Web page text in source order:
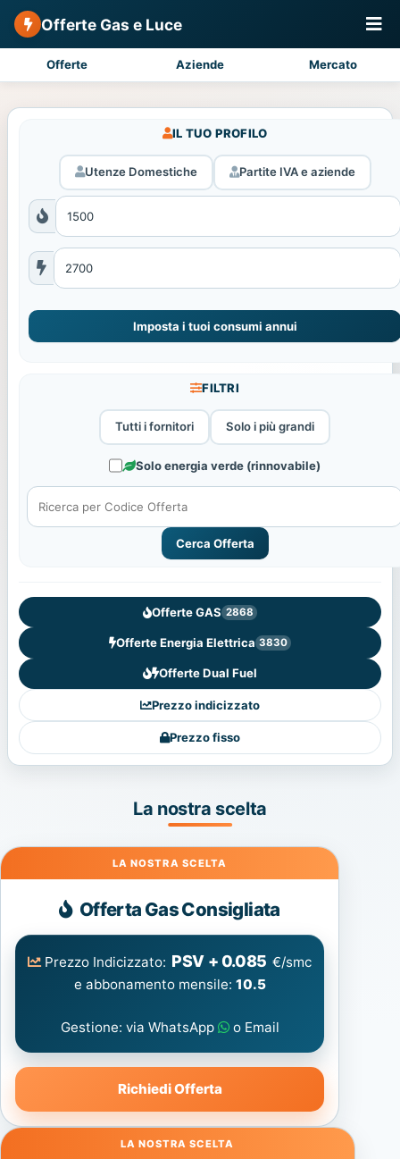
Offerte Gas e Luce
Offerte Aziende Mercato
IL TUO PROFILO
Utenze Domestiche Partite IVA e aziende
Imposta i tuoi consumi annui
FILTRI
Tutti i fornitori Solo i più grandi
Solo energia verde (rinnovabile)
Cerca Offerta
Offerte GAS 2868
Offerte Energia Elettrica 3830
Offerte Dual Fuel
Prezzo indicizzato
Prezzo fisso
La nostra scelta
Gas
Offerta Gas Consigliata
Prezzo Indicizzato: PSV + 0.085 €/smc
e abbonamento mensile: 10.5
Gestione: via WhatsApp o Email
Richiedi Offerta